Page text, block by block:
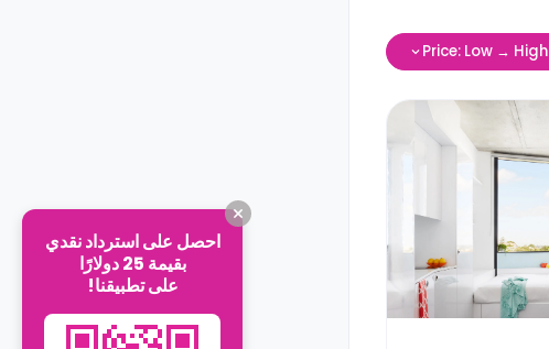
Price: Low → High
احصل على استرداد نقدي
بقيمة 25 دولارًا
على تطبيقنا!